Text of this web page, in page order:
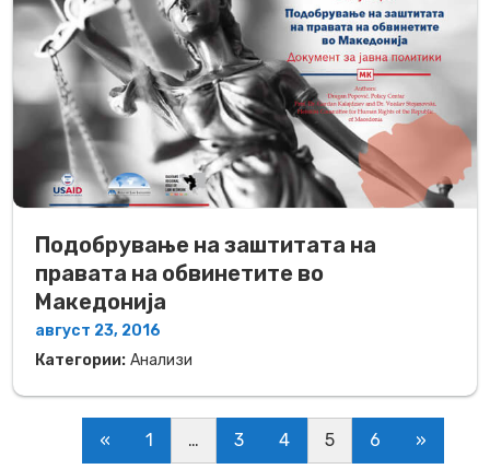
Подобрување на заштитата на
правата на обвинетите во
Македонија
август 23, 2016
Категории: Анализи
« 1 … 3 4 5 6 »